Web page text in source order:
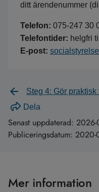
ditt ärendenummer
Telefon: 075-247 30
Telefontider: helgfri
E-post:
Steg 4: Gör
Dela
Senast uppdaterad: 2026-
Publiceringsdatum: 2020-
Mer information